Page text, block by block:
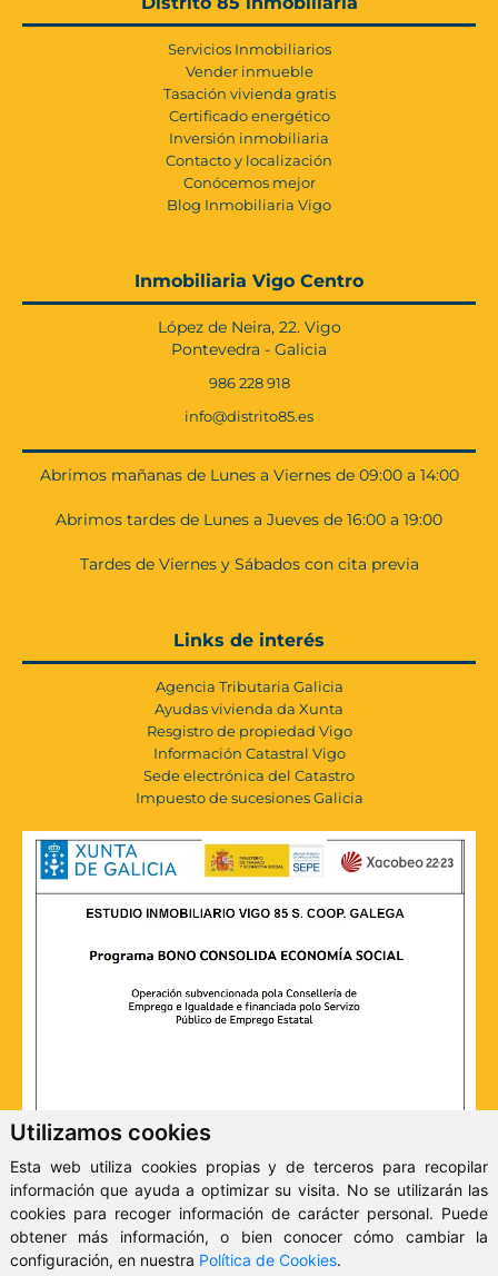
Utilizamos cookies
Esta web utiliza cookies propias y de terceros para recopilar
información que ayuda a optimizar su visita. No se utilizarán las
cookies para recoger información de carácter personal. Puede
obtener más información, o bien conocer cómo cambiar la
configuración, en nuestra Política de Cookies.
Servicios Inmobiliarios
Vender inmueble
Tasación vivienda gratis
Certificado energético
Inversión inmobiliaria
Contacto y localización
Conócemos mejor
Blog Inmobiliaria Vigo
Inmobiliaria Vigo Centro
López de Neira, 22. Vigo
Pontevedra - Galicia
986 228 918
info@distrito85.es
Abrimos mañanas de Lunes a Viernes de 09:00 a 14:00
Abrimos tardes de Lunes a Jueves de 16:00 a 19:00
Tardes de Viernes y Sábados con cita previa
Links de interés
Agencia Tributaria Galicia
Ayudas vivienda da Xunta
Resgistro de propiedad Vigo
Información Catastral Vigo
Sede electrónica del Catastro
Impuesto de sucesiones Galicia